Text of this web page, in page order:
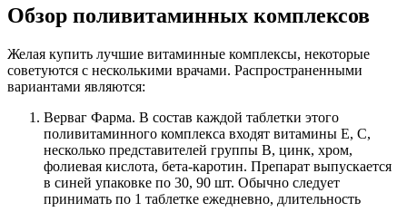
Обзор поливитаминных комплексов
Желая купить лучшие витаминные комплексы, некоторые
советуются с несколькими врачами. Распространенными
вариантами являются:
Верваг Фарма. В состав каждой таблетки этого
поливитаминного комплекса входят витамины Е, С,
несколько представителей группы В, цинк, хром,
фолиевая кислота, бета-каротин. Препарат выпускается
в синей упаковке по 30, 90 шт. Обычно следует
принимать по 1 таблетке ежедневно, длительность